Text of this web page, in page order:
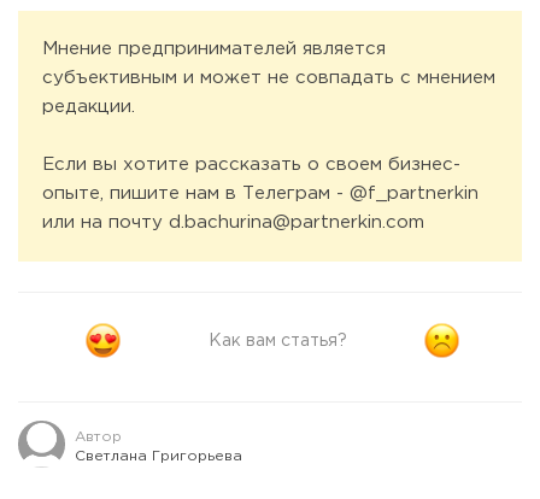
Мнение предпринимателей является
субъективным и может не совпадать с мнением
редакции.
Если вы хотите рассказать о своем бизнес-
опыте, пишите нам в Телеграм - @f_partnerkin
или на почту d.bachurina@partnerkin.com
Как вам статья?
Автор
Светлана Григорьева